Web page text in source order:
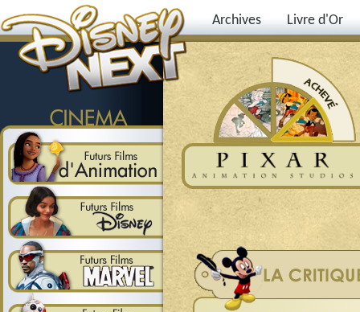
Archives Livre d'Or